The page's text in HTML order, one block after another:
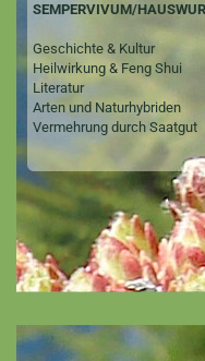
SEMPERVIVUM/
Geschichte & Kultur
Heilwirkung & Feng Shui
Literatur
Arten und Naturhybriden
Vermehrung durch Saatgut